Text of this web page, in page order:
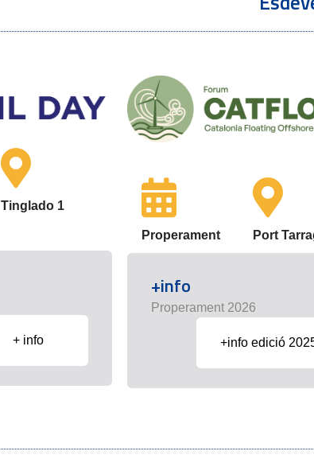
Tinglado 1
+ info
Properament Port
+info
Properament 2026
+info edició